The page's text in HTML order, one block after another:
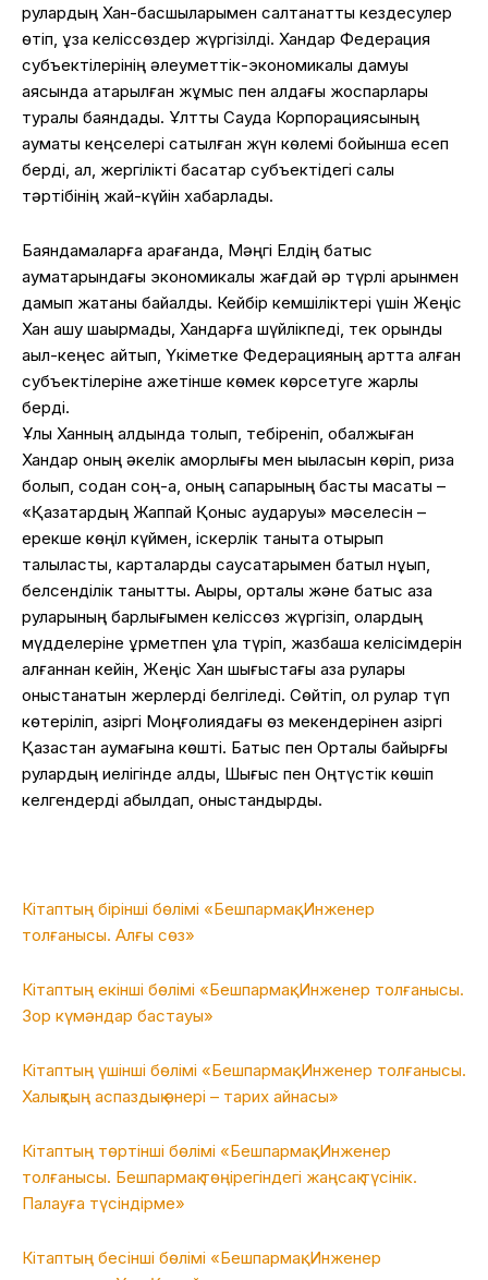
рулардың Хан-басшыларымен салтанатты кездесулер
өтіп, ұзақ келіссөздер жүргізілді. Хандар Федерация
субъектілерінің әлеуметтік-экономикалық дамуы
аясында атқарылған жұмыс пен алдағы жоспарлары
туралы баяндады. Ұлттық Сауда Корпорациясының
аумақтық кеңселері сатылған жүн көлемі бойынша есеп
берді, ал, жергілікті басқақтар субъектідегі салық
тәртібінің жай-күйін хабарлады.
Баяндамаларға қарағанда, Мәңгі Елдің батыс
аумақтарындағы экономикалық жағдай әр түрлі қарқынмен
дамып жатқаны байқалды. Кейбір кемшіліктері үшін Жеңіс
Хан ашу шақырмады, Хандарға шүйлікпеді, тек орынды
ақыл-кеңес айтып, Үкіметке Федерацияның артта қалған
субъектілеріне қажетінше көмек көрсетуге жарлық
берді.
Ұлы Ханның алдында толқып, тебіреніп, қобалжыған
Хандар оның әкелік қамқорлығы мен ықыласын көріп, риза
болып, содан соң-ақ, оның сапарының басты мақсаты –
«Қазақтардың Жаппай Қоныс аударуы» мәселесін –
ерекше көңіл күймен, іскерлік таныта отырып
талқыласты, карталарды саусақтарымен батыл нұқып,
белсенділік танытты. Ақыры, орталық және батыс қазақ
руларының барлығымен келіссөз жүргізіп, олардың
мүдделеріне құрметпен құлақ түріп, жазбаша келісімдерін
алғаннан кейін, Жеңіс Хан шығыстағы қазақ рулары
қоныстанатын жерлерді белгіледі. Сөйтіп, ол рулар түп
көтеріліп, қазіргі Моңғолиядағы өз мекендерінен қазіргі
Қазақстан аумағына көшті. Батыс пен Орталық байырғы
рулардың иелігінде қалды, Шығыс пен Оңтүстік көшіп
келгендерді қабылдап, қоныстандырды.
Кітаптың бірінші бөлімі «Бешпармақ. Инженер
толғанысы. Алғы сөз»
Кітаптың екінші бөлімі «Бешпармақ. Инженер толғанысы.
Зор күмәндар бастауы»
Кітаптың үшінші бөлімі «Бешпармақ. Инженер толғанысы.
Халықтың аспаздық өнері – тарих айнасы»
Кітаптың төртінші бөлімі «Бешпармақ. Инженер
толғанысы. Бешпармақ төңірегіндегі жаңсақ түсінік.
Палауға түсіндірме»
Кітаптың бесінші бөлімі «Бешпармақ. Инженер